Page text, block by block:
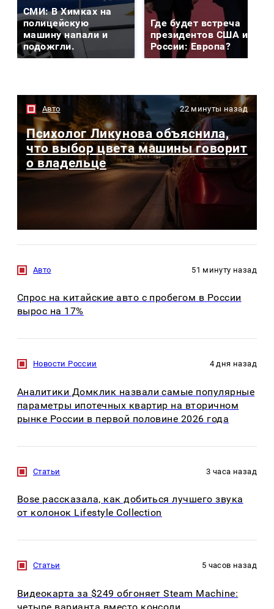
СМИ: В Химках на
полицейскую
машину напали и
подожгли.
Где будет встреча
президентов США и
России: Европа?
Авто 22 минуты назад
Психолог Ликунова объяснила,
что выбор цвета машины говорит
о владельце
Авто 51 минуту назад
Спрос на китайские авто с пробегом в России
вырос на 17%
Новости России 4 дня назад
Аналитики Домклик назвали самые популярные
параметры ипотечных квартир на вторичном
рынке России в первой половине 2026 года
Статьи 3 часа назад
Bose рассказала, как добиться лучшего звука
от колонок Lifestyle Collection
Статьи 5 часов назад
Видеокарта за $249 обгоняет Steam Machine:
четыре варианта вместо консоли